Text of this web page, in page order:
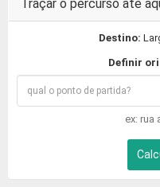
Traçar o percurso até
Destino:
Definir
ex: rua